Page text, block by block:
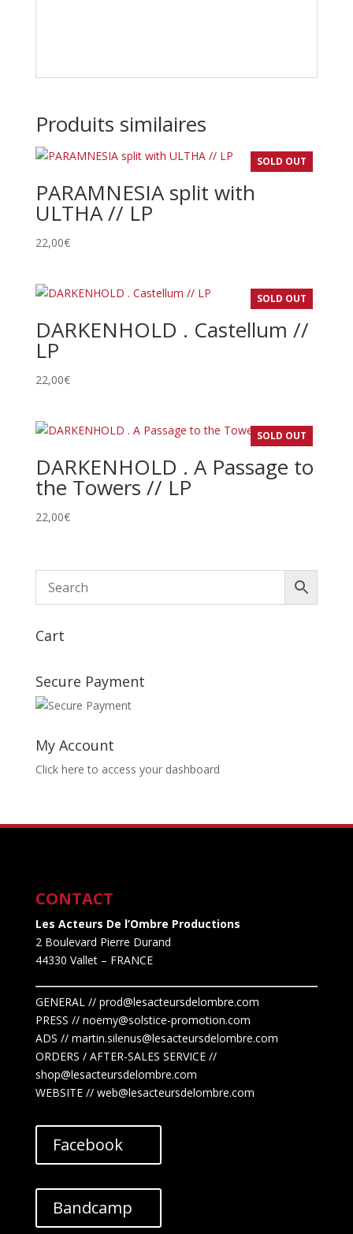
Produits similaires
SOLD OUT
PARAMNESIA split with
ULTHA // LP
22,00€
SOLD OUT
DARKENHOLD . Castellum //
LP
22,00€
SOLD OUT
DARKENHOLD . A Passage to
the Towers // LP
22,00€
Cart
Secure Payment
My Account
Click here to access your dashboard
CONTACT
Les Acteurs De l’Ombre Productions
2 Boulevard Pierre Durand
44330 Vallet– FRANCE
GENERAL // prod@lesacteursdelombre.com
PRESS // noemy@solstice-promotion.com
ADS // martin.silenus@lesacteursdelombre.com
ORDERS / AFTER-SALES SERVICE //
shop@lesacteursdelombre.com
WEBSITE // web@lesacteursdelombre.com
Facebook
Bandcamp